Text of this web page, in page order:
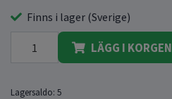
Finns i lager (Sverige)
LÄGG I KORGEN
Lagersaldo: 5